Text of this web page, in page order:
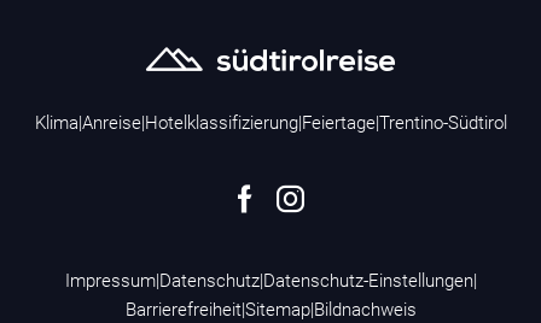
Klima|Anreise|Hotelklassifizierung|Feiertage|Trentino-Südtirol
Impressum|Datenschutz|Datenschutz-Einstellungen|
Barrierefreiheit|Sitemap|Bildnachweis